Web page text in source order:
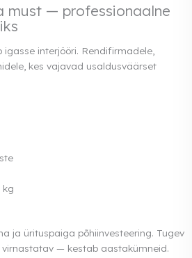
must — professionaalne
interjööri. Rendifirmadele,
kes vajavad usaldusväärset
kg
ja ürituspaiga põhiinvesteering. Tugev
— kestab aastakümneid.